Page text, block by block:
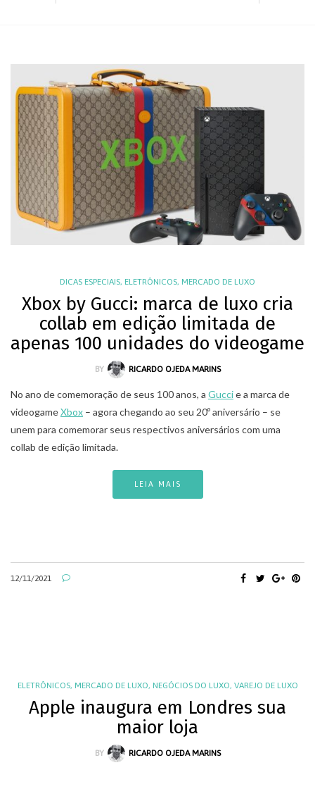
DICAS ESPECIAIS, ELETRÔNICOS, MERCADO DE LUXO
Xbox by Gucci: marca de luxo cria
collab em edição limitada de
apenas 100 unidades do videogame
BY RICARDO OJEDA MARINS
No ano de comemoração de seus 100 anos, a Guccie a marca de
videogameXbox – agora chegando ao seu 20º aniversário – se
unem para comemorar seus respectivos aniversários com uma
collab de edição limitada.
LEIA MAIS
12/11/2021
ELETRÔNICOS, MERCADO DE LUXO, NEGÓCIOS DO LUXO, VAREJO DE LUXO
Apple inaugura em Londres sua
maior loja
BY RICARDO OJEDA MARINS